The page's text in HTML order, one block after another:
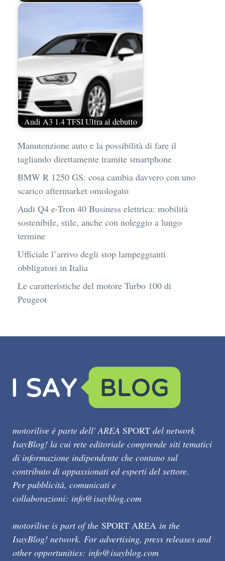
Audi A3 1.4 TFSI Ultra al debutto
Manutenzione auto e la possibilità di fare il
tagliando direttamente tramite smartphone
BMW R 1250 GS: cosa cambia davvero con uno
scarico aftermarket omologato
Audi Q4 e-Tron 40 Business elettrica: mobilità
sostenibile, stile, anche con noleggio a lungo
termine
Ufficiale l’arrivo degli stop lampeggianti
obbligatori in Italia
Le caratteristiche del motore Turbo 100 di
Peugeot
motorilive è parte dell' AREA SPORT del network
IsayBlog! la cui rete editoriale comprende siti tematici
di informazione indipendente che contano sul
contributo di appassionati ed esperti del settore.
Per pubblicità, comunicati e
collaborazioni: info@isayblog.com
motorilive is part of the SPORT AREA in the
IsayBlog! network. For advertising, press releases and
other opportunities: info@isayblog.com